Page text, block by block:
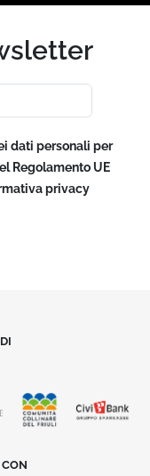
dati personali per
Regolamento UE
privacy